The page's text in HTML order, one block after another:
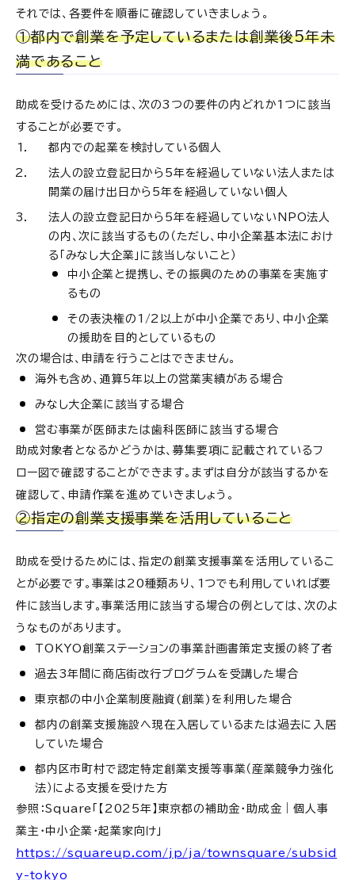
それでは、各要件を順番に確認していきましょう。
①都内で創業を予定しているまたは創業後5年未
満であること
助成を受けるためには、次の3つの要件の内どれか1つに該当
することが必要です。
都内での起業を検討している個人
法人の設立登記日から5年を経過していない法人または
開業の届け出日から5年を経過していない個人
法人の設立登記日から5年を経過していないNPO法人
の内、次に該当するもの（ただし、中小企業基本法におけ
る「みなし大企業」に該当しないこと）
中小企業と提携し、その振興のための事業を実施す
るもの
その表決権の1/2以上が中小企業であり、中小企業
の援助を目的としているもの
次の場合は、申請を行うことはできません。
海外も含め、通算5年以上の営業実績がある場合
みなし大企業に該当する場合
営む事業が医師または歯科医師に該当する場合
助成対象者となるかどうかは、募集要項に記載されているフ
ロー図で確認することができます。まずは自分が該当するかを
確認して、申請作業を進めていきましょう。
②指定の創業支援事業を活用していること
助成を受けるためには、指定の創業支援事業を活用しているこ
とが必要です。事業は20種類あり、1つでも利用していれば要
件に該当します。事業活用に該当する場合の例としては、次のよ
うなものがあります。
TOKYO創業ステーションの事業計画書策定支援の終了者
過去3年間に商店街改行プログラムを受講した場合
東京都の中小企業制度融資(創業)を利用した場合
都内の創業支援施設へ現在入居しているまたは過去に入居
していた場合
都内区市町村で認定特定創業支援等事業（産業競争力強化
法）による支援を受けた方
参照：Square「【2025年】東京都の補助金・助成金｜個人事
業主・中小企業・起業家向け」
https://squareup.com/jp/ja/townsquare/subsid
y-tokyo